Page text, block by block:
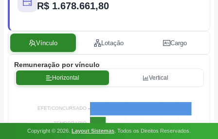
R$ 1.678.661,80
Vínculo Lotação Cargo
Remuneração por vínculo
Horizontal Vertical
Copyright © 2026 Layout Sistemas Todos os Direitos Reservados.